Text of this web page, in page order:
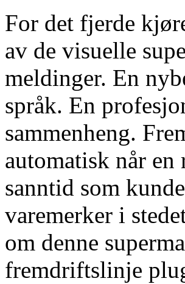
For det fjerde
av de visuelle
meldinger. En
språk. En
sammenheng.
automatisk når
sanntid som
varemerker i
om denne
fremdriftslinje